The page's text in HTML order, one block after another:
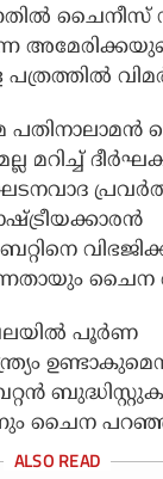
ചൈനീസ്
പതിനാലാമന്‍
മറിച്ച്
പൂര്‍ണ
ചൈന